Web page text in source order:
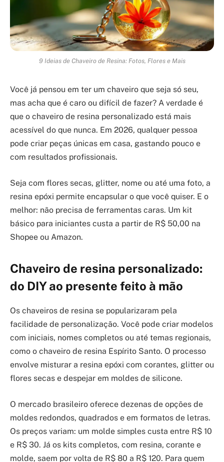
9 Ideias de Chaveiro de Resina: Fotos, Flores e Mais
Você já pensou em ter um chaveiro que seja só seu,
mas acha que é caro ou difícil de fazer? A verdade é
que o chaveiro de resina personalizado está mais
acessível do que nunca. Em 2026, qualquer pessoa
pode criar peças únicas em casa, gastando pouco e
com resultados profissionais.
Seja com flores secas, glitter, nome ou até uma foto, a
resina epóxi permite encapsular o que você quiser. E o
melhor: não precisa de ferramentas caras. Um kit
básico para iniciantes custa a partir de R$ 50,00 na
Shopee ou Amazon.
Chaveiro de resina personalizado:
do DIY ao presente feito à mão
Os chaveiros de resina se popularizaram pela
facilidade de personalização. Você pode criar modelos
com iniciais, nomes completos ou até temas regionais,
como o chaveiro de resina Espírito Santo. O processo
envolve misturar a resina epóxi com corantes, glitter ou
flores secas e despejar em moldes de silicone.
O mercado brasileiro oferece dezenas de opções de
moldes redondos, quadrados e em formatos de letras.
Os preços variam: um molde simples custa entre R$ 10
e R$ 30. Já os kits completos, com resina, corante e
molde, saem por volta de R$ 80 a R$ 120. Para quem